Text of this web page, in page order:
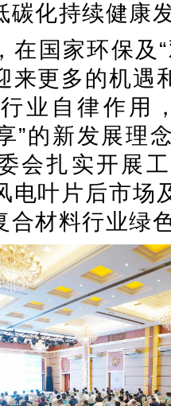
碳化持续健康
在国家环保及
来更多的机遇
业自律作用
”的新发展理
会扎实开展
电叶片后市场
合材料行业绿